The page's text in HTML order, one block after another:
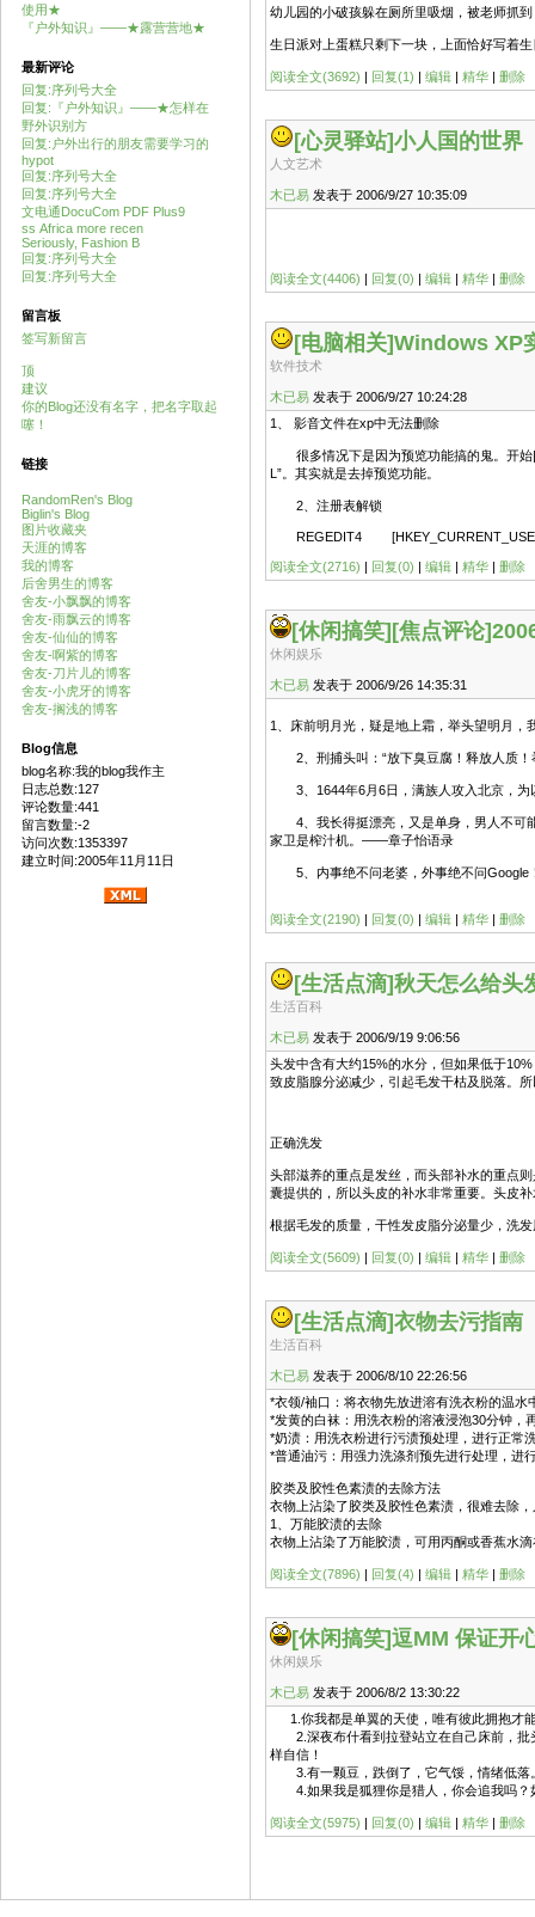
使用★
『户外知识』——★露营营地★
最新评论
回复:序列号大全
回复:『户外知识』——★怎样在
野外识别方
回复:户外出行的朋友需要学习的
hypot
回复:序列号大全
回复:序列号大全
文电通DocuCom PDF Plus9
ss Africa more recen
Seriously, Fashion B
回复:序列号大全
回复:序列号大全
留言板
签写新留言
顶
建议
你的Blog还没有名字，把名字取起
噻！
链接
RandomRen's Blog
Biglin's Blog
图片收藏夹
天涯的博客
我的博客
后舍男生的博客
舍友-小飘飘的博客
舍友-雨飘云的博客
舍友-仙仙的博客
舍友-啊紫的博客
舍友-刀片儿的博客
舍友-小虎牙的博客
舍友-搁浅的博客
Blog信息
blog名称:我的blog我作主
日志总数:127
评论数量:441
留言数量:-2
访问次数:1353397
建立时间:2005年11月11日
幼儿园的小破孩躲在厕所里吸烟，被老师抓
生日派对上蛋糕只剩下一块，上面恰好写着生
阅读全文(3692) | 回复(1) | 编辑 | 精华 | 删除
[心灵驿站]小人国的世界
人文艺术
木已易 发表于 2006/9/27 10:35:09
阅读全文(4406) | 回复(0) | 编辑 | 精华 | 删除
[电脑相关]Windows XP
软件技术
木已易 发表于 2006/9/27 10:24:28
1、 影音文件在xp中无法删除
很多情况下是因为预览功能搞的鬼。开始|
L”。其实就是去掉预览功能。
2、注册表解锁
REGEDIT4
阅读全文(2716) | 回复(0) | 编辑 | 精华 | 删除
[休闲搞笑] [焦点评论
休闲娱乐
木已易 发表于 2006/9/26 14:35:31
1、床前明月光，疑是地上霜，举头望明月
2、刑捕头叫：“放下臭豆腐！释放人质！
3、1644年6月6日，满族人攻入北京，为
4、我长得挺漂亮，又是单身，男人不可能
家卫是榨汁机。——章子怡语录
5、内事绝不问老婆，外事绝不问
阅读全文(2190) | 回复(0) | 编辑 | 精华 | 删除
[生活点滴]秋天怎么给头
生活百科
木已易 发表于 2006/9/19 9:06:56
头发中含有大约15%的水分，但如果低于
致皮脂腺分泌减少，引起毛发干枯及脱落。
正确洗发
头部滋养的重点是发丝，而头部补水的重点
囊提供的，所以头皮的补水非常重要。头皮
根据毛发的质量，干性发皮脂分泌量少，洗
阅读全文(5609) | 回复(0) | 编辑 | 精华 | 删除
[生活点滴]衣物去污指南
生活百科
木已易 发表于 2006/8/10 22:26:56
*衣领/袖口：将衣物先放进溶有洗衣粉的温
*发黄的白袜：用洗衣粉的溶液浸泡30分钟，
*奶渍：用洗衣粉进行污渍预处理，进行正常
*普通油污：用强力洗涤剂预先进行处理，进
胶类及胶性色素渍的去除方法
衣物上沾染了胶类及胶性色素渍，很难去除
1、万能胶渍的去除
衣物上沾染了万能胶渍，可用丙酮或香蕉水
阅读全文(7896) | 回复(4) | 编辑 | 精华 | 删除
[休闲搞笑]逗MM 保证开
休闲娱乐
木已易 发表于 2006/8/2 13:30:22
1.你我都是单翼的天使，唯有彼此拥抱才
2.深夜布什看到拉登站立在自己床前，批
样自信！
3.有一颗豆，跌倒了，它气馁，情绪低落
4.如果我是狐狸你是猎人，你会追我吗？
阅读全文(5975) | 回复(0) | 编辑 | 精华 | 删除